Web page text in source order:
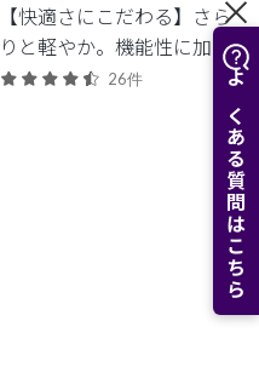
よくある質問はこちら
【快適さにこだわる】さら
りと軽やか。機能性に加
え、見た目のスマートさも
26件